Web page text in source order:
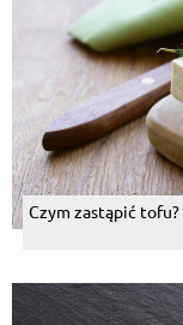
Czym zastąpić